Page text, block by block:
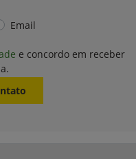
Email
e concordo em receber